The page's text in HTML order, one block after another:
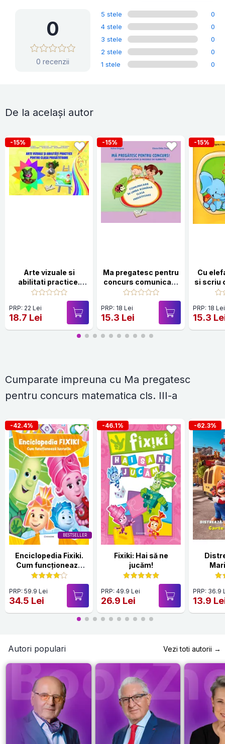
0
0 recenzii
5 stele
0
4 stele
0
3 stele
0
2 stele
0
1 stele
0
De la același autor
-15%
Arte vizuale si
abilitati practice.
Clasa pregatitoare
PRP: 22 Lei
18.7 Lei
-15%
Ma pregatesc pentru
concurs comunicare
in limba romana.
Clasa pregatitoare
PRP: 18 Lei
15.3 Lei
-15%
Cu
si scriu
PRP: 18 Lei
15.3
Cumparate impreuna cu Ma pregatesc
pentru concurs matematica cls. III-a
BESTSELLER
-42.4%
Enciclopedia Fixiki.
Cum funcționează
lucrurile
PRP: 59.9 Lei
34.5 Lei
-46.1%
Fixiki: Hai să ne
jucăm!
PRP: 49.9 Lei
26.9 Lei
-62.3%
PRP: 36.9
13.9
Autori populari Vezi toti autorii →